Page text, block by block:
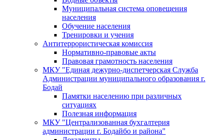
Муниципальная система оповещения
населения
Обучение населения
Тренировки и учения
Антитеррористическая комиссия
Нормативно-правовые акты
Правовая грамотность населения
МКУ "Единая дежурно-диспетчерская Служба
Администрации муниципального образования г.
Бодай
Памятки населению при различных
ситуациях
Полезная информация
МКУ "Централизованная бухгалтерия
администрации г. Бодайбо и района"